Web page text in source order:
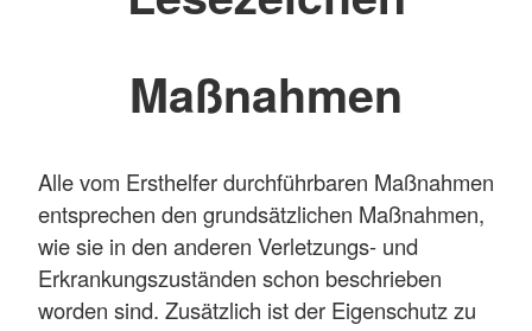
Maßnahmen
Alle vom Ersthelfer durchführbaren Maßnahmen
entsprechen den grundsätzlichen Maßnahmen,
wie sie in den anderen Verletzungs- und
Erkrankungszuständen schon beschrieben
worden sind. Zusätzlich ist der Eigenschutz zu